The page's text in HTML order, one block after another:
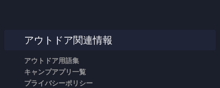
アウトドア関連情報
アウトドア用語集
キャンプアプリ一覧
プライバシーポリシー